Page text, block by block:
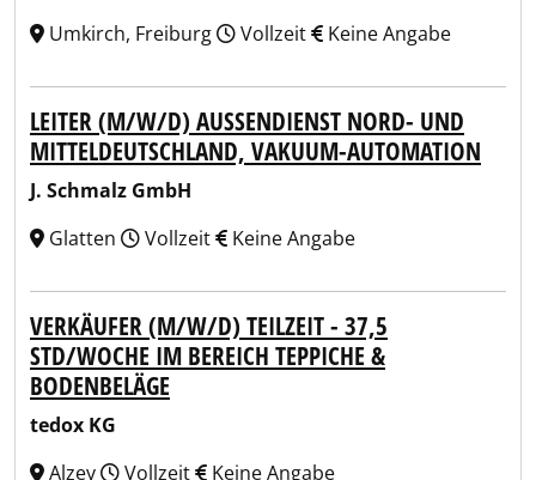
Umkirch, Freiburg
Vollzeit Keine Angabe
LEITER (M/W/D) AUSSENDIENST NORD- UND M
ITTELDEUTSCHLAND, VAKUUM-AUTOMATION
J. Schmalz GmbH
Glatten
Vollzeit Keine Angabe
VERKÄUFER (M/W/D) TEILZEIT - 37,5
STD/WOCHE IM BEREICH TEPPICHE &
BODENBELÄGE
tedox KG
Alzey
Vollzeit Keine Angabe